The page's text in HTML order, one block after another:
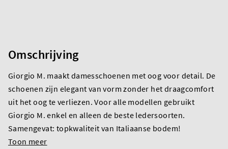
Omschrijving
Giorgio M. maakt damesschoenen met oog voor detail. De
schoenen zijn elegant van vorm zonder het draagcomfort
uit het oog te verliezen. Voor alle modellen gebruikt
Giorgio M. enkel en alleen de beste ledersoorten.
Samengevat: topkwaliteit van Italiaanse bodem!
Toon meer